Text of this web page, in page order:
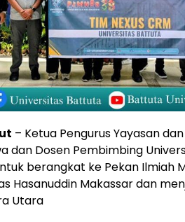
– Ketua Pengurus Yayasan
dan Dosen Pembimbing
berangkat ke Pekan Ilmiah
Hasanuddin Makassar dan
Utara